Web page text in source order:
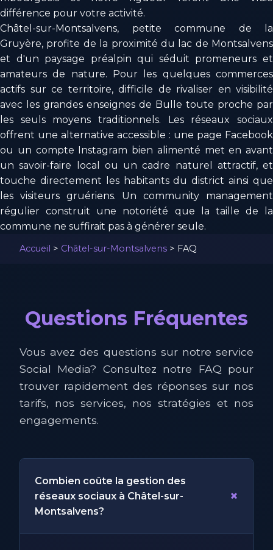
différence pour votre activité.
Châtel-sur-Montsalvens, petite commune de la
Gruyère, profite de la proximité du lac de Montsalvens
et d'un paysage préalpin qui séduit promeneurs et
amateurs de nature. Pour les quelques commerces
actifs sur ce territoire, difficile de rivaliser en visibilité
avec les grandes enseignes de Bulle toute proche par
les seuls moyens traditionnels. Les réseaux sociaux
offrent une alternative accessible : une page Facebook
ou un compte Instagram bien alimenté met en avant
un savoir-faire local ou un cadre naturel attractif, et
touche directement les habitants du district ainsi que
les visiteurs gruériens. Un community management
régulier construit une notoriété que la taille de la
commune ne suffirait pas à générer seule.
Accueil > Châtel-sur-Montsalvens > FAQ
Questions Fréquentes
Vous avez des questions sur notre service
Social Media? Consultez notre FAQ pour
trouver rapidement des réponses sur nos
tarifs, nos services, nos stratégies et nos
engagements.
Combien coûte la gestion des
réseaux sociaux à Châtel-sur-
Montsalvens?
+